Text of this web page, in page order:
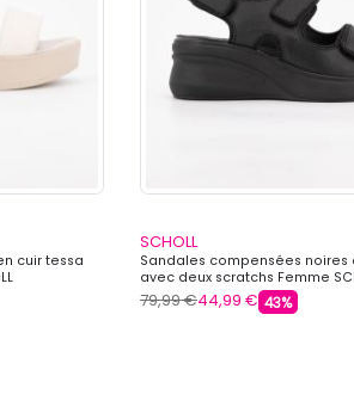
cuir tessa
SCHOLL
Sandales compensées noires
avec deux scratchs Femme
79,99 €44,99 € 43%